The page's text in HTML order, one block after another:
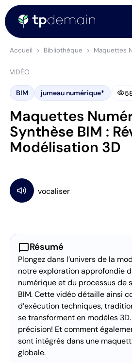
Accueil Bibliothèque Maquettes
VIDÉO
BIM jumeau numérique* visibility
Maquettes
Synthèse BIM :
Modélisation 3D
chat_bubbleRésumé
Plongez dans l’univers de la
notre exploration approfondie
numérique et du processus de
BIM. Cette vidéo détaille ainsi
d’exécution techniques,
se transforment en modèles
précision! Et comment
sont intégrés dans une
globale.